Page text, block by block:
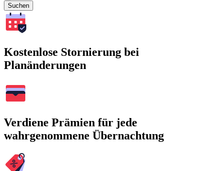
Suchen
Kostenlose Stornierung bei
Planänderungen
Verdiene Prämien für jede
wahrgenommene Übernachtung